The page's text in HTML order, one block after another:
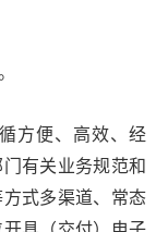
方便、高效、经
有关业务规范和
式多渠道、常态